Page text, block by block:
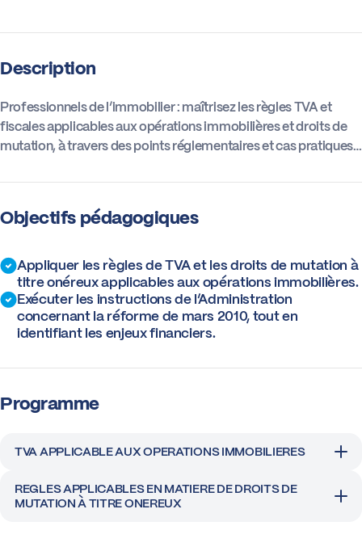
Actus
Description
Professionnels de l’immobilier : maîtrisez les règles TVA et
fiscales applicables aux opérations immobilières et droits de
mutation, à travers des points réglementaires et cas pratiques…
Objectifs pédagogiques
Appliquer les règles de TVA et les droits de mutation à
titre onéreux applicables aux opérations immobilières.
Exécuter les instructions de l’Administration
concernant la réforme de mars 2010, tout en
identifiant les enjeux financiers.
Programme
TVA APPLICABLE AUX OPERATIONS IMMOBILIERES
REGLES APPLICABLES EN MATIERE DE DROITS DE
MUTATION À TITRE ONEREUX